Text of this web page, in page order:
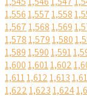
1,5561,5571,558
1,5671,5681,569
1,5781,5791,580
1,5891,5901,591
1,6001,6011,602
1,6111,6121,613
1,6221,6231,624